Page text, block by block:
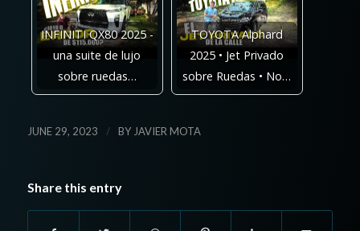
INFINITI QX80 2025 -
una suite de lujo
sobre ruedas…
TOYOTA Alphard
2025 • Jet Privado
sobre Ruedas • No…
JUNE 29, 2023 / BY JAVIER MOTA
Share this entry